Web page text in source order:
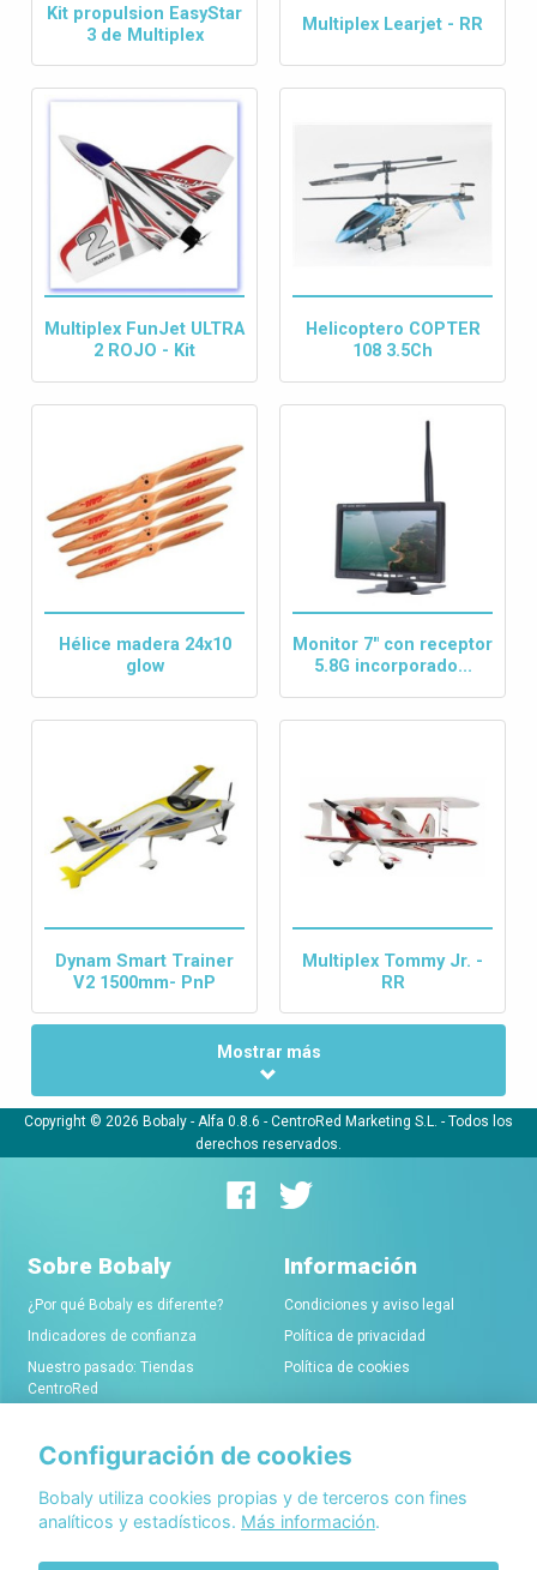
Kit propulsion EasyStar
3 de Multiplex
Multiplex Learjet - RR
Multiplex FunJet ULTRA
2 ROJO - Kit
Helicoptero COPTER
108 3.5Ch
Hélice madera 24x10
glow
Monitor 7" con receptor
5.8G incorporado...
Dynam Smart Trainer
V2 1500mm- PnP
Multiplex Tommy Jr. -
RR
Mostrar más
Copyright © 2026 Bobaly - Alfa 0.8.6 - CentroRed Marketing S.L. - Todos los
derechos reservados.
Sobre Bobaly
¿Por qué Bobaly es diferente?
Indicadores de confianza
Nuestro pasado: Tiendas
CentroRed
Información
Condiciones y aviso legal
Política de privacidad
Política de cookies
Comerciantes
Alta de tiendas online
Condiciones de alta
Conócenos
Acerca de Bobaly Partners
Partner eCommerce
Configuración de cookies
Bobaly utiliza cookies propias y de terceros con fines
analíticos y estadísticos. Más información.